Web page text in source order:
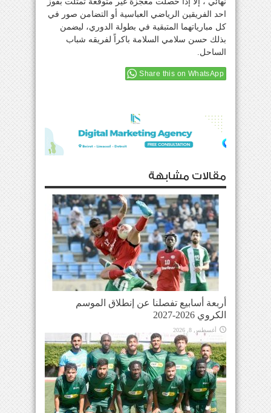
احد الفريقين الرياضي العباسية أو التضامن صور في
كل مبارياتهما المتبقية في بطولة الدوري، ليضمن
بذلك حسن سلامي السلامة باكراً لفريقه شباب
الساحل.
Share this on WhatsApp
مقالات مشابهة
أربعة أسابيع تفصلنا عن إنطلاق الموسم
الكروي 2026-2027
أغسطس 8, 2026